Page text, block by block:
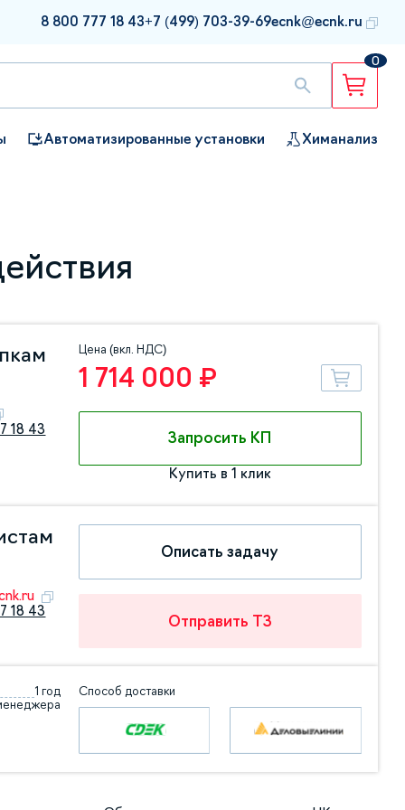
8 800 777 18 43+7 (499) 703-39-69ecnk@ecnk.ru
0
Автоматизированные установки Химанализ
18 43
Цена (вкл. НДС)
1 714 000 ₽
Запросить КП
Купить в 1 клик
18 43
Описать задачу
Отправить ТЗ
1 год
Способ доставки